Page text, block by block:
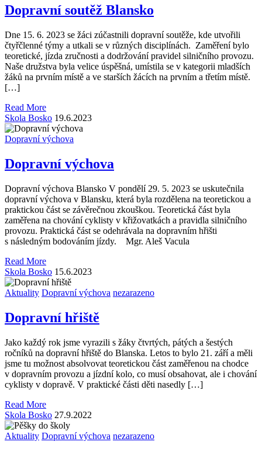
Dopravní soutěž Blansko
Dne 15. 6. 2023 se žáci zúčastnili dopravní soutěže, kde utvořili
čtyřčlenné týmy a utkali se v různých disciplínách. Zaměření bylo
teoretické, jízda zručnosti a dodržování pravidel silničního provozu.
Naše družstva byla velice úspěšná, umístila se v kategorii mladších
žáků na prvním místě a ve starších žácích na prvním a třetím místě.
[…]
Read More
Skola Bosko 19.6.2023
Dopravní výchova
Dopravní výchova
Dopravní výchova Blansko V pondělí 29. 5. 2023 se uskutečnila
dopravní výchova v Blansku, která byla rozdělena na teoretickou a
praktickou část se závěrečnou zkouškou. Teoretická část byla
zaměřena na chování cyklisty v křižovatkách a pravidla silničního
provozu. Praktická část se odehrávala na dopravním hřišti
s následným bodováním jízdy. Mgr. Aleš Vacula
Read More
Skola Bosko 15.6.2023
Aktuality Dopravní výchova nezarazeno
Dopravní hřiště
Jako každý rok jsme vyrazili s žáky čtvrtých, pátých a šestých
ročníků na dopravní hřiště do Blanska. Letos to bylo 21. září a měli
jsme tu možnost absolvovat teoretickou část zaměřenou na chodce
v dopravním provozu a jízdní kolo, co musí obsahovat, ale i chování
cyklisty v dopravě. V praktické části děti nasedly […]
Read More
Skola Bosko 27.9.2022
Aktuality Dopravní výchova nezarazeno